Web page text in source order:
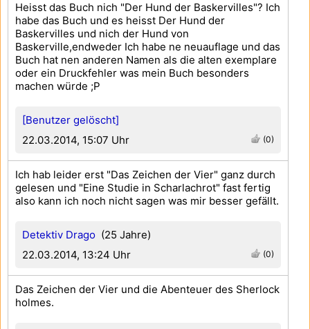
[Benutzer gelöscht]
22.03.2014, 15:07 Uhr
(0)
Heisst das Buch nich "Der Hund der Baskervilles"? Ich
habe das Buch und es heisst Der Hund der
Baskervilles und nich der Hund von
Baskerville,endweder Ich habe ne neuauflage und das
Buch hat nen anderen Namen als die alten exemplare
oder ein Druckfehler was mein Buch besonders
machen würde ;P
Detektiv Drago (25 Jahre)
22.03.2014, 13:24 Uhr
(0)
Ich hab leider erst "Das Zeichen der Vier" ganz durch
gelesen und "Eine Studie in Scharlachrot" fast fertig
also kann ich noch nicht sagen was mir besser gefällt.
Das Zeichen der Vier und die Abenteuer des Sherlock
holmes.